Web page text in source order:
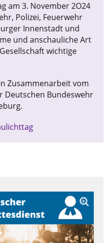
am 3. November 2O24
Polizei, Feuerwehr
Innenstadt und
und anschauliche Art
wichtige
Zusammenarbeit vom
Deutschen Bundeswehr